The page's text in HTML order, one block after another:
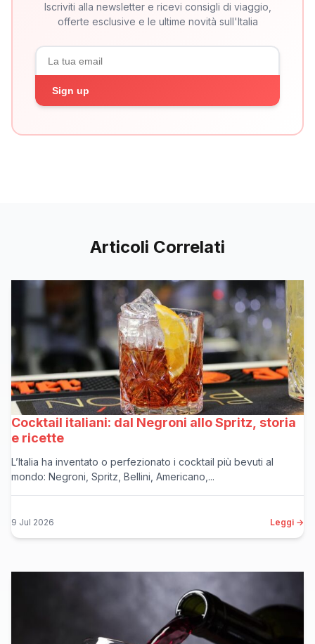
Iscriviti alla newsletter e ricevi consigli di viaggio,
offerte esclusive e le ultime novità sull'Italia
Sign up
Articoli Correlati
Cocktail italiani: dal Negroni allo Spritz, storia
e ricette
L’Italia ha inventato o perfezionato i cocktail più bevuti al
mondo: Negroni, Spritz, Bellini, Americano,...
9 Jul 2026 Leggi →